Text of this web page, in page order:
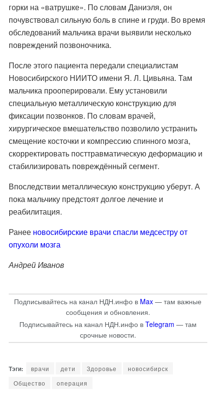
горки на «ватрушке». По словам Даниэля, он
почувствовал сильную боль в спине и груди. Во время
обследований мальчика врачи выявили несколько
повреждений позвоночника.
После этого пациента передали специалистам
Новосибирского НИИТО имени Я. Л. Цивьяна. Там
мальчика прооперировали. Ему установили
специальную металлическую конструкцию для
фиксации позвонков. По словам врачей,
хирургическое вмешательство позволило устранить
смещение косточки и компрессию спинного мозга,
скорректировать посттравматическую деформацию и
стабилизировать повреждённый сегмент.
Впоследствии металлическую конструкцию уберут. А
пока мальчику предстоят долгое лечение и
реабилитация.
Ранее новосибирские врачи спасли медсестру от
опухоли мозга
Андрей Иванов
Подписывайтесь на канал НДН.инфо в Max — там важные
сообщения и обновления.
Подписывайтесь на канал НДН.инфо в Telegram — там
срочные новости.
врачи дети Здоровье
новосибирск
Общество
операция